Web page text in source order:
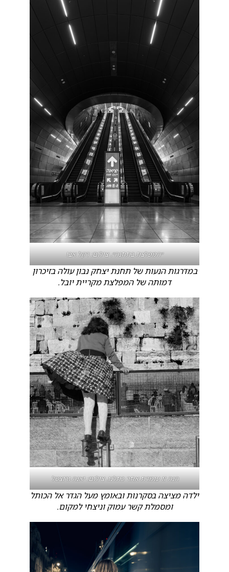
״המפלצת בתחנה״. צילום: דקל אבו
במדרגות הנעות של תחנת יצחק נבון עולה בזיכרון
דמותה של המפלצת מקריית יובל.
הנה זו עומדת אחר כתלנו. צילום: יאנה ורוצטל
ילדה מציצה בסקרנות ובאומץ מעל הגדר אל הכותל
ומסמלת קשר עמוק וניצחי למקום.